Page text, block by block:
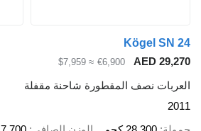
Kögel SN 24
AED 29,270
€6,900
≈ $7,959
العربات نصف المقطورة شاحنة مقفلة
2011